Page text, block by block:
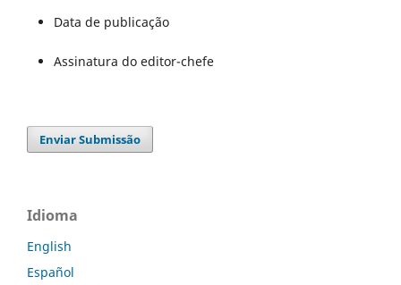
Data de publicação
Assinatura do editor-chefe
Enviar Submissão
Idioma
English
Español